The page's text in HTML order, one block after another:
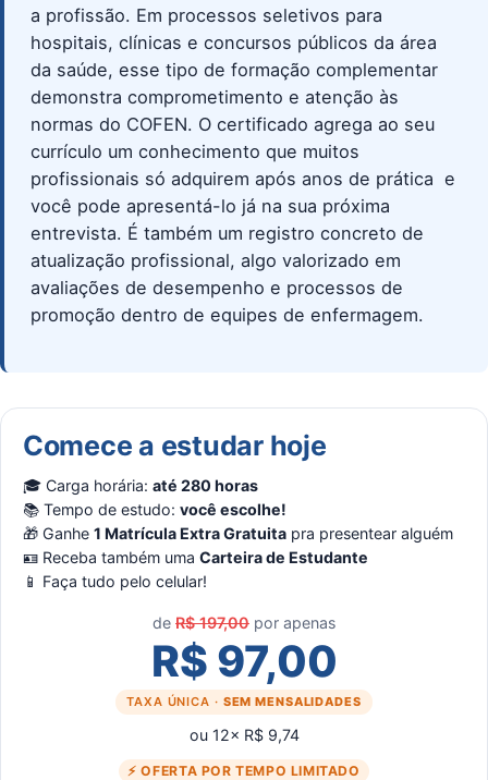
a profissão. Em processos seletivos para
hospitais, clínicas e concursos públicos da área
da saúde, esse tipo de formação complementar
demonstra comprometimento e atenção às
normas do COFEN. O certificado agrega ao seu
currículo um conhecimento que muitos
profissionais só adquirem após anos de prática  e
você pode apresentá-lo já na sua próxima
entrevista. É também um registro concreto de
atualização profissional, algo valorizado em
avaliações de desempenho e processos de
promoção dentro de equipes de enfermagem.
Comece a estudar hoje
🎓 Carga horária: até 280 horas
📚 Tempo de estudo: você escolhe!
🎁 Ganhe 1 Matrícula Extra Gratuita pra presentear alguém
🪪 Receba também uma Carteira de Estudante
📱 Faça tudo pelo celular!
de R$ 197,00 por apenas
R$ 97,00
TAXA ÚNICA · SEM MENSALIDADES
ou 12× R$ 9,74
⚡ OFERTA POR TEMPO LIMITADO